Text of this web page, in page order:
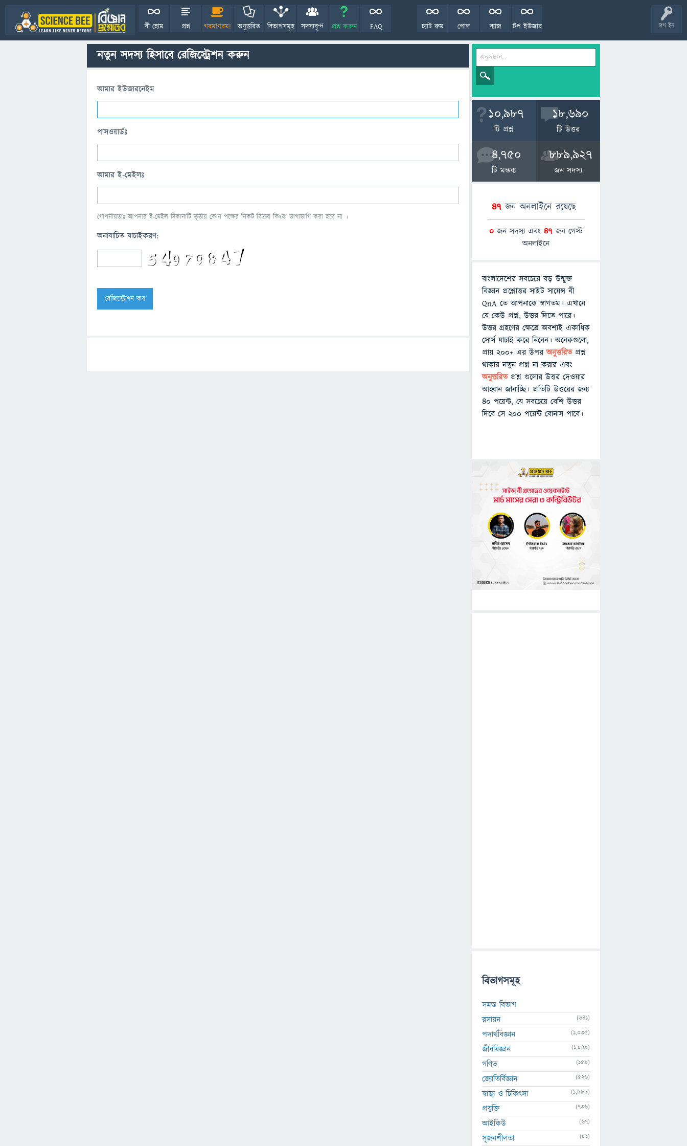
লগ ইন
বী হোম প্রশ্ন গরমাগরম! অনুত্তরিত বিভাগসমূহ সদস্যবৃন্দ প্রশ্ন করুন FAQ টপ ইউজার
ব্যাজ
পোল
চ্যাট রুম
নতুন সদস্য হিসাবে রেজিস্ট্রেশন করুন
আমার ইউজারনেইম
পাসওয়ার্ডঃ
আমার ই-মেইলঃ
গোপনীয়তাঃ আপনার ই-মেইল ঠিকানাটি তৃতীয় কোন পক্ষের নিকট বিক্রয় কিংবা ভাগাভাগি করা হবে না ।
অনাযাচিত যাচাইকরণ:
10,987
টি প্রশ্ন
18,690
টি উত্তর
4,750
টি মন্তব্য
889,927
জন সদস্য
47 জন অনলাইনে রয়েছে
0 জন সদস্য এবং 47 জন গেস্ট
অনলাইনে
বাংলাদেশের সবচেয়ে বড় উন্মুক্ত
বিজ্ঞান প্রশ্নোত্তর সাইট সায়েন্স বী
QnA তে আপনাকে স্বাগতম। এখানে
যে কেউ প্রশ্ন, উত্তর দিতে পারে।
উত্তর গ্রহণের ক্ষেত্রে অবশ্যই একাধিক
সোর্স যাচাই করে নিবেন। অনেকগুলো,
প্রায় ২০০+ এর উপরঅনুত্তরিতপ্রশ্ন
থাকায় নতুন প্রশ্ন না করার এবং
অনুত্তরিত প্রশ্ন গুলোর উত্তর দেওয়ার
আহ্বান জানাচ্ছি। প্রতিটি উত্তরের জন্য
৪০ পয়েন্ট, যে সবচেয়ে বেশি উত্তর
দিবে সে ২০০ পয়েন্ট বোনাস পাবে।
বিভাগসমূহ
সমস্ত বিভাগ
রসায়ন
(641)
পদার্থবিজ্ঞান (1,035)
জীববিজ্ঞান (1,829)
গণিত (159)
জ্যোতির্বিজ্ঞান (526)
স্বাস্থ্য ও চিকিৎসা (1,989)
প্রযুক্তি (736)
আইকিউ (67)
সৃজনশীলতা (81)